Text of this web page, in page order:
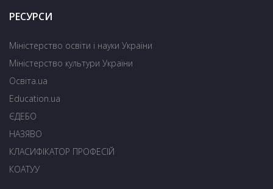
РЕСУРСИ
Міністерство освіти і науки України
Міністерство культури України
Освіта.ua
Education.ua
ЄДЕБО
НАЗЯВО
КЛАСИФІКАТОР ПРОФЕСІЙ
КОАТУУ